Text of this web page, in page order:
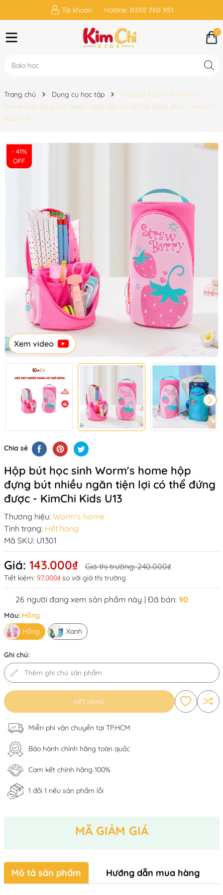
Tài khoản Hotline: 0355 760 951
0
Trang chủ Dụng cụ học tập
Hộp bút học sinh Worm's
home hộp đựng bút nhiều ngăn tiện lợi có thể đứng được - KimChi
Kids U13
- 41%
OFF
Xem video
Chia sẻ
Hộp bút học sinh Worm's home hộp
đựng bút nhiều ngăn tiện lợi có thể đứng
được - KimChi Kids U13
Thương hiệu: Worm's home
Tình trạng: Hết hàng
Mã SKU: U1301
Giá: 143.000₫ Giá thị trường:240.000₫
Tiết kiệm: 97.000₫so với giá thị trường
26 người đang xem sản phẩm này | Đã bán: 90
Màu: Hồng
Hồng
Xanh
Ghi chú:
HẾT HÀNG
Miễn phí vận chuyển tại TP.HCM
Bảo hành chính hãng toàn quốc
Cam kết chính hãng 100%
1 đổi 1 nếu sản phẩm lỗi
MÃ GIẢM GIÁ
Mô tả sản phẩm Hướng dẫn mua hàng